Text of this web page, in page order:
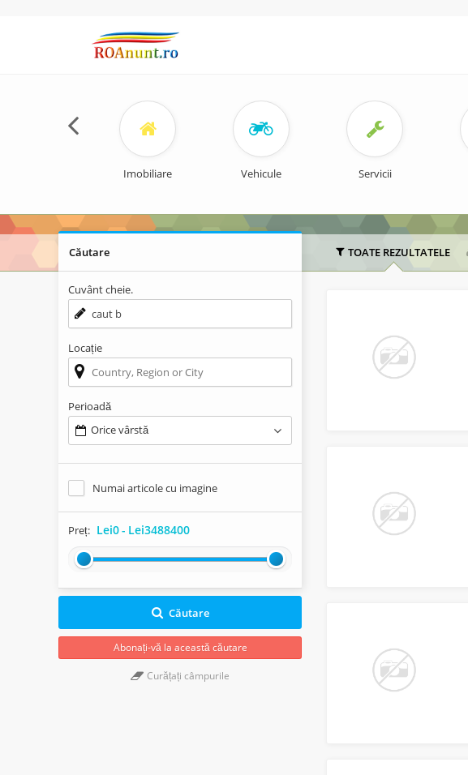
Imobiliare Vehicule Servicii
TOATE REZULTATELE
Căutare
Cuvânt cheie.
Locație
Perioadă
Orice vârstă
Numai articole cu imagine
Preț: Lei0- Lei3488400
Căutare
Abonați-vă la această căutare
Curățați câmpurile